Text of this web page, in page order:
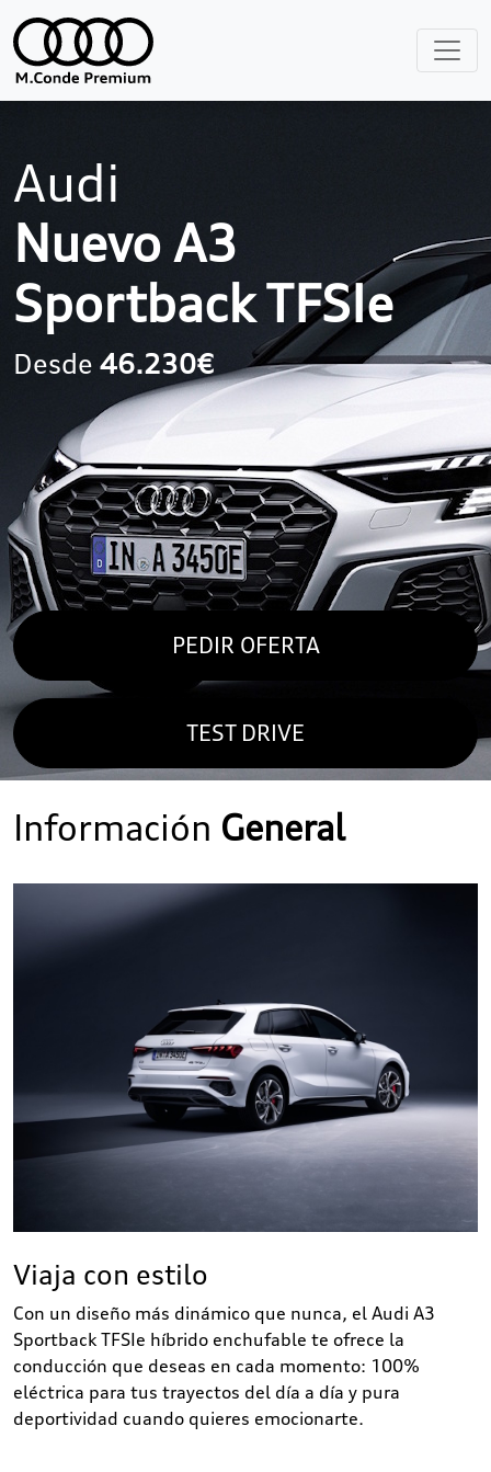
Audi
Nuevo A3
Sportback TFSIe
Desde 46.230€
PEDIR OFERTA
TEST DRIVE
Información General
Viaja con estilo
Con un diseño más dinámico que nunca, el Audi A3
Sportback TFSIe híbrido enchufable te ofrece la
conducción que deseas en cada momento: 100%
eléctrica para tus trayectos del día a día y pura
deportividad cuando quieres emocionarte.